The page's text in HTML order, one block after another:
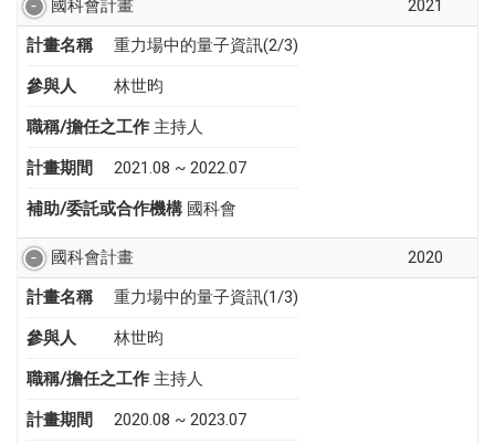
國科會計畫
2021
計畫名稱
重力場中的量子資訊(2/3)
參與人 林世昀
職稱/擔任之工作 主持人
計畫期間 2021.08 ~ 2022.07
補助/委託或合作機構 國科會
國科會計畫
2020
計畫名稱
重力場中的量子資訊(1/3)
參與人 林世昀
職稱/擔任之工作 主持人
計畫期間 2020.08 ~ 2023.07